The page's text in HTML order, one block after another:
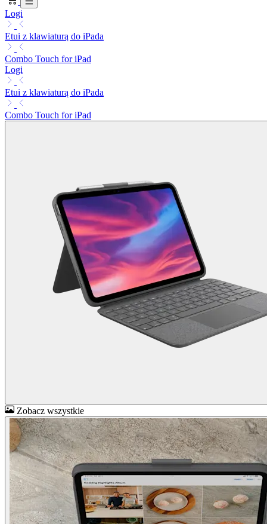
Logi
Etui z klawiaturą do iPada
Combo Touch for iPad
Logi
Etui z klawiaturą do iPada
Combo Touch for iPad
Zobacz wszystkie